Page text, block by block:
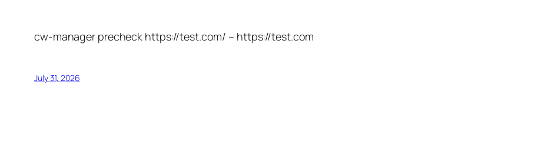
cw-manager precheck https://test.com/ – https://test.com
July 31, 2026